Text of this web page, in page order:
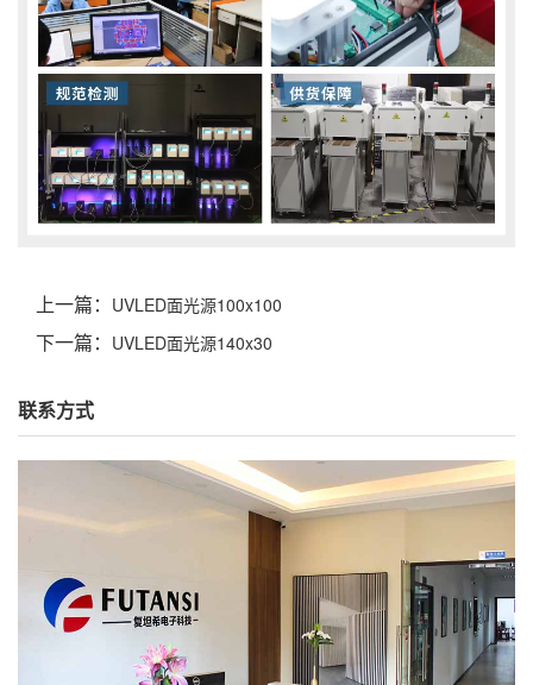
上一篇： UVLED面光源100x100
下一篇： UVLED面光源140x30
联系方式